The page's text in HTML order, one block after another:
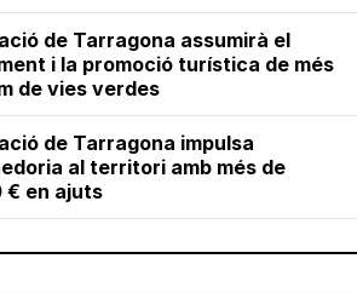
de Tarragona assumirà el
i la promoció turística de més
de vies verdes
de Tarragona impulsa
al territori amb més de
€ en ajuts